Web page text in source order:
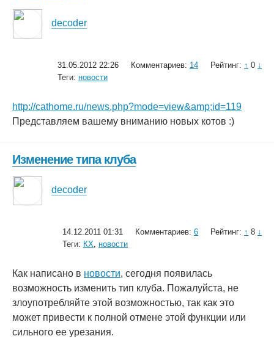
decoder
31.05.2012 22:26 Комментариев: 14 Рейтинг: ↑ 0 ↓
Теги: новости
http://cathome.ru/news.php?mode=view&amp;id=119
Представляем вашему вниманию новых котов :)
Изменение типа клуба
decoder
14.12.2011 01:31 Комментариев: 6 Рейтинг: ↑ 8 ↓
Теги: КХ, новости
Как написано в новости, сегодня появилась
возможность изменить тип клуба. Пожалуйста, не
злоупотребляйте этой возможностью, так как это
может привести к полной отмене этой функции или
сильного ее урезания.